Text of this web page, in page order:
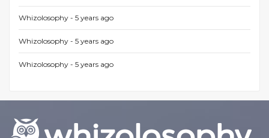
Whizolosophy - 5 years ago
Whizolosophy - 5 years ago
Whizolosophy - 5 years ago